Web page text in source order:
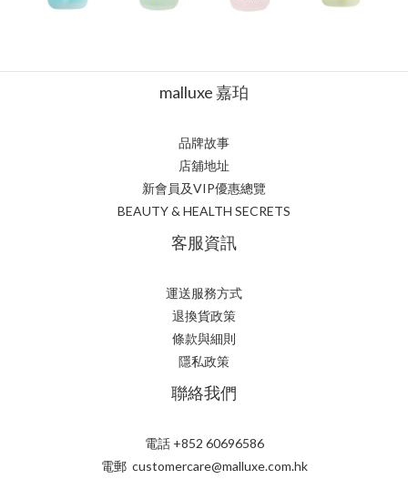
malluxe 嘉珀
品牌故事
店舖地址
新會員及VIP優惠總覽
BEAUTY & HEALTH SECRETS
客服資訊
運送服務方式
退換貨政策
條款與細則
隱私政策
聯絡我們
電話 +852 60696586
電郵 customercare@malluxe.com.hk